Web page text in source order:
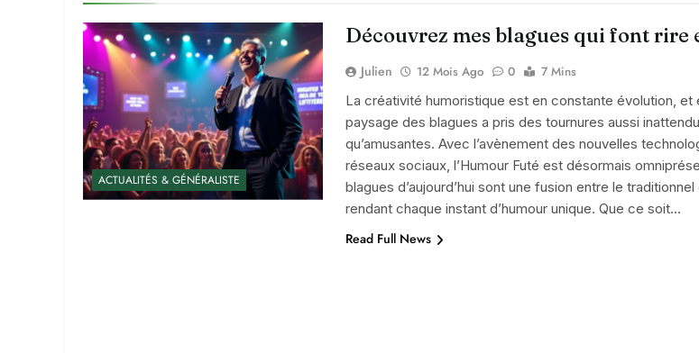
ACTUALITÉS & GÉNÉRALISTE
Découvrez mes blagues qui font rire
Julien 12 Mois Ago 0
7 Mins
La créativité humoristique est en constante évolution, et
paysage des blagues a pris des tournures aussi
qu’amusantes. Avec l’avènement des nouvelles
réseaux sociaux, l’Humour Futé est désormais
blagues d’aujourd’hui sont une fusion entre le
rendant chaque instant d’humour unique. Que ce soit…
Read Full News